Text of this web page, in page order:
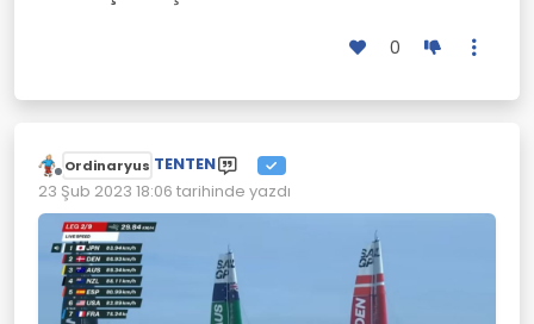
0
Çevrimdışı
Ordinaryus TENTEN
23 Şub 2023 18:06 tarihinde yazdı
Son düzenleyen: